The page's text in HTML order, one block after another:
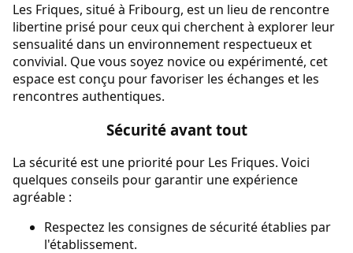
Les Friques, situé à Fribourg, est un lieu de rencontre
libertine prisé pour ceux qui cherchent à explorer leur
sensualité dans un environnement respectueux et
convivial. Que vous soyez novice ou expérimenté, cet
espace est conçu pour favoriser les échanges et les
rencontres authentiques.
Sécurité avant tout
La sécurité est une priorité pour Les Friques. Voici
quelques conseils pour garantir une expérience
agréable :
Respectez les consignes de sécurité établies par
l'établissement.